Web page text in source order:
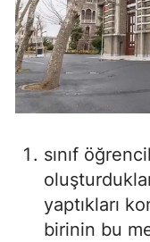
sınıf
yaptıkları
birinin bu